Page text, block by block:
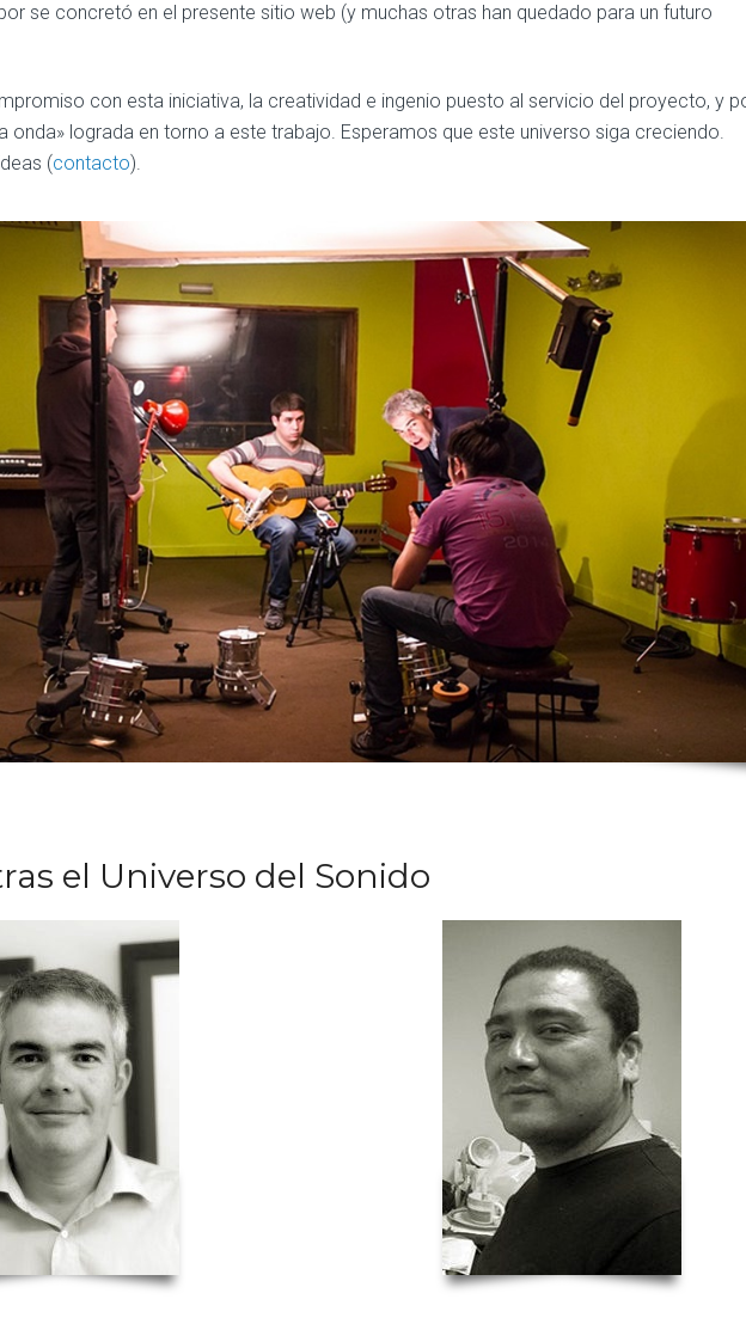
se concretó en el presente sitio web (y muchas otras han quedado para un futuro
con esta iniciativa, la creatividad e ingenio puesto al servicio del proyecto, y
onda» lograda en torno a este trabajo. Esperamos que este universo siga creciendo.
(contacto).
el Universo del Sonido